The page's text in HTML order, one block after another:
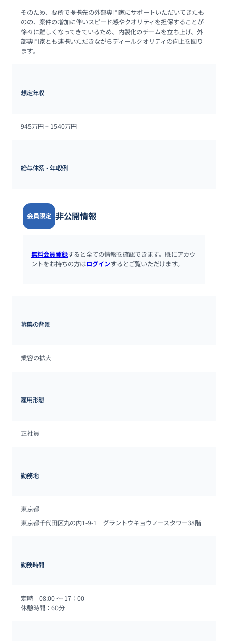
そのため、要所で提携先の外部専門家にサポートいただいてきたも
のの、案件の増加に伴いスピード感やクオリティを担保することが
徐々に難しくなってきているため、内製化のチームを立ち上げ、外
部専門家とも連携いただきながらディールクオリティの向上を図り
ます。
想定年収
945万円 ~ 1540万円
給与体系・年収例
会員限定 非公開情報
無料会員登録すると全ての情報を確認できます。既にアカウ
ントをお持ちの方はログインするとご覧いただけます。
募集の背景
業容の拡大
雇用形態
正社員
勤務地
東京都
東京都千代田区丸の内1-9-1　グラントウキョウノースタワー38階
勤務時間
定時　08:00 〜 17：00
休憩時間：60分